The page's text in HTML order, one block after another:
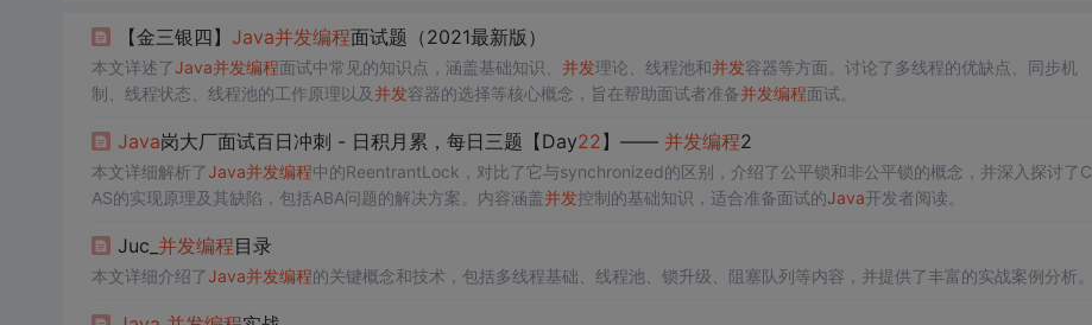
【金三银四】 Java并发编程面试题（2021最新版）
本文详述了Java并发编程面试中常见的知识点，涵盖基础知识、 并发理论、线程池和并发容器等方面。讨论了多线程的优缺点、同步机
制、线程状态、线程池的工作原理以及 并发容器的选择等核心概念，旨在帮助面试者准备并发编程面试。
Java岗大厂面试百日冲刺 - 日积月累，每日三题【Day22】—— 并发编程2
本文详细解析了Java并发编程中的ReentrantLock，对比了它与synchronized的区别，介绍了公平锁和非公平锁的概念，并深入探讨了C
AS的实现原理及其缺陷，包括ABA问题的解决方案。内容涵盖并发控制的基础知识，适合准备面试的Java开发者阅读。
Juc_ 并发编程目录
本文详细介绍了Java并发编程的关键概念和技术，包括多线程基础、线程池、锁升级、阻塞队列等内容，并提供了丰富的实战案例分析。